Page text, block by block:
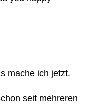
mache ich jetzt.
seit mehreren